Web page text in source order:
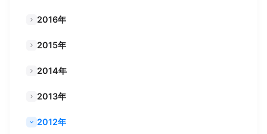
2016年
2015年
2014年
2013年
2012年